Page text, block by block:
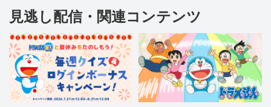
見逃し配信・関連コンテンツ